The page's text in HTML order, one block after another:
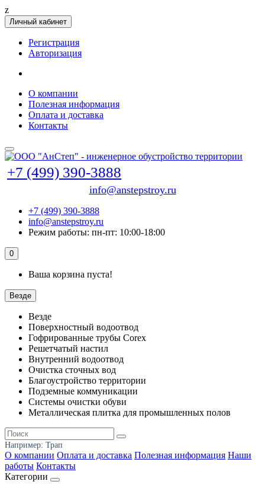
z
Личный кабинет
Регистрация
Авторизация
О компании
Полезная информация
Оплата и доставка
Контакты
+7 (499) 390-3888
info@anstepstroy.ru
+7 (499) 390-3888
info@anstepstroy.ru
Режим работы: пн-пт: 10:00-18:00
0
Ваша корзина пуста!
Везде
Везде
Поверхностный водоотвод
Гофрированные трубы Corex
Решетчатый настил
Внутренний водоотвод
Очистка сточных вод
Благоустройство территории
Подземные коммуникации
Системы очистки обуви
Металлическая плитка для промышленных полов
Например: Трап
О компании Оплата и доставка Полезная информация Наши
работы Контакты
Категории